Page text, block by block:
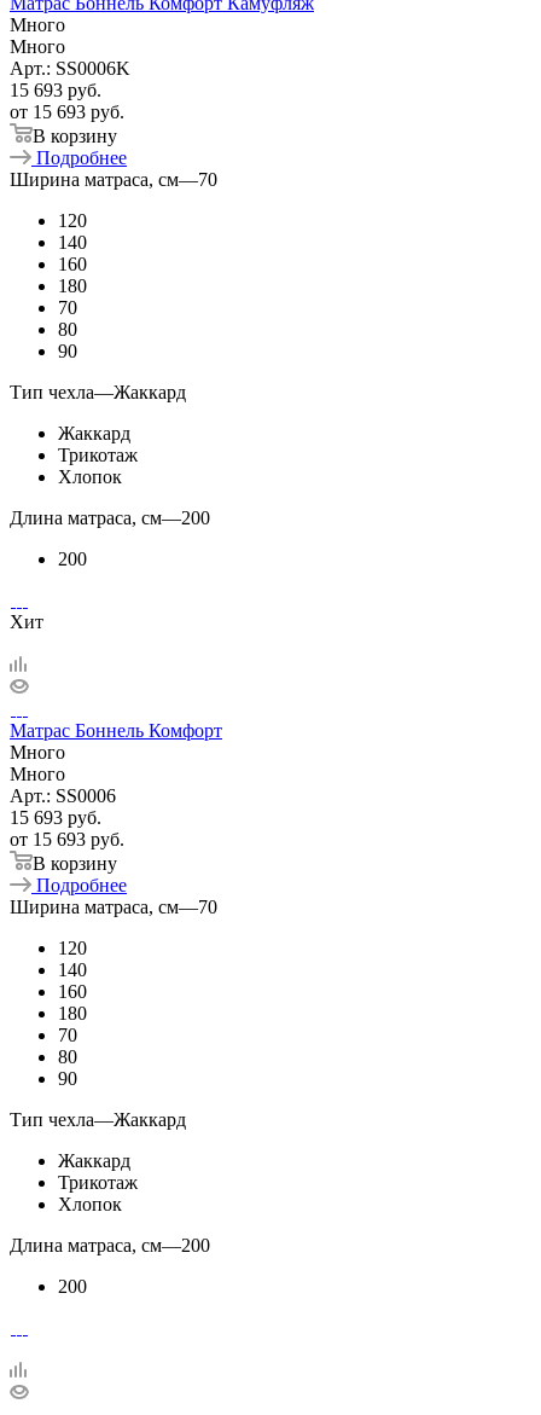
Много
Много
Арт.: SS0006K
15 693 руб.
от 15 693 руб.
В корзину
Подробнее
Ширина матраса, см—70
120
140
160
180
70
80
90
Тип чехла—Жаккард
Жаккард
Трикотаж
Хлопок
Длина матраса, см—200
200
Хит
Матрас Боннель Комфорт
Много
Много
Арт.: SS0006
15 693 руб.
от 15 693 руб.
В корзину
Подробнее
Ширина матраса, см—70
120
140
160
180
70
80
90
Тип чехла—Жаккард
Жаккард
Трикотаж
Хлопок
Длина матраса, см—200
200